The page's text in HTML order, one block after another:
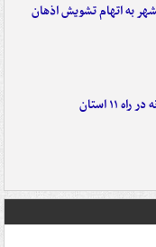
در بهشهر به اتهام تشویش اذهان
۱۱ استان